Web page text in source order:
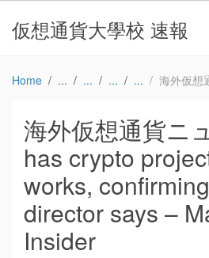
仮想通貨大學校 速報
Home 海外仮想通貨ニュース：CIA has crypto projects in the
海外仮想通貨ニ
has crypto
works,
director says –
Insider